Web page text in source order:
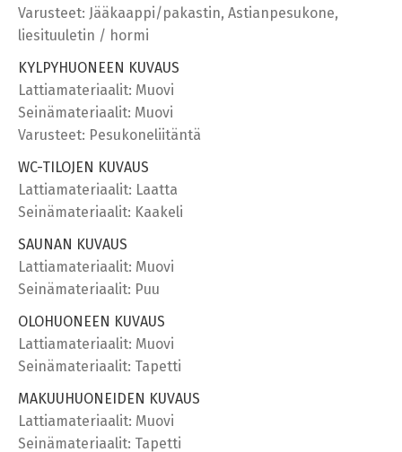
Varusteet: Jääkaappi/pakastin, Astianpesukone,
liesituuletin / hormi
KYLPYHUONEEN KUVAUS
Lattiamateriaalit: Muovi
Seinämateriaalit: Muovi
Varusteet: Pesukoneliitäntä
WC-TILOJEN KUVAUS
Lattiamateriaalit: Laatta
Seinämateriaalit: Kaakeli
SAUNAN KUVAUS
Lattiamateriaalit: Muovi
Seinämateriaalit: Puu
OLOHUONEEN KUVAUS
Lattiamateriaalit: Muovi
Seinämateriaalit: Tapetti
MAKUUHUONEIDEN KUVAUS
Lattiamateriaalit: Muovi
Seinämateriaalit: Tapetti